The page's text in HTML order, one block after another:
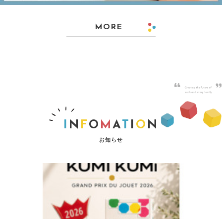
MORE
I N F O M A T I O N
お知らせ